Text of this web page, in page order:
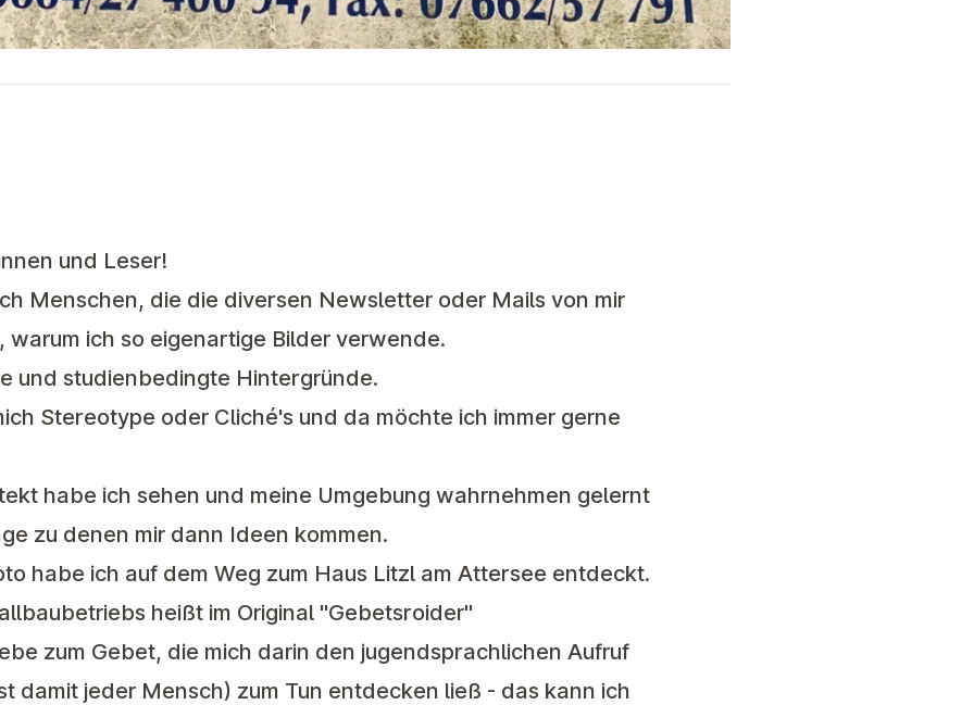
und Leser!
Menschen, die die diversen Newsletter oder Mails von mir
ich so eigenartige Bilder verwende.
und studienbedingte Hintergründe.
Stereotype oder Cliché's und da möchte ich immer gerne
habe ich sehen und meine Umgebung wahrnehmen gelernt
zu denen mir dann Ideen kommen.
habe ich auf dem Weg zum Haus Litzl am Attersee entdeckt.
heißt im Original "Gebetsroider"
zum Gebet, die mich darin den jugendsprachlichen Aufruf
damit jeder Mensch) zum Tun entdecken ließ - das kann ich